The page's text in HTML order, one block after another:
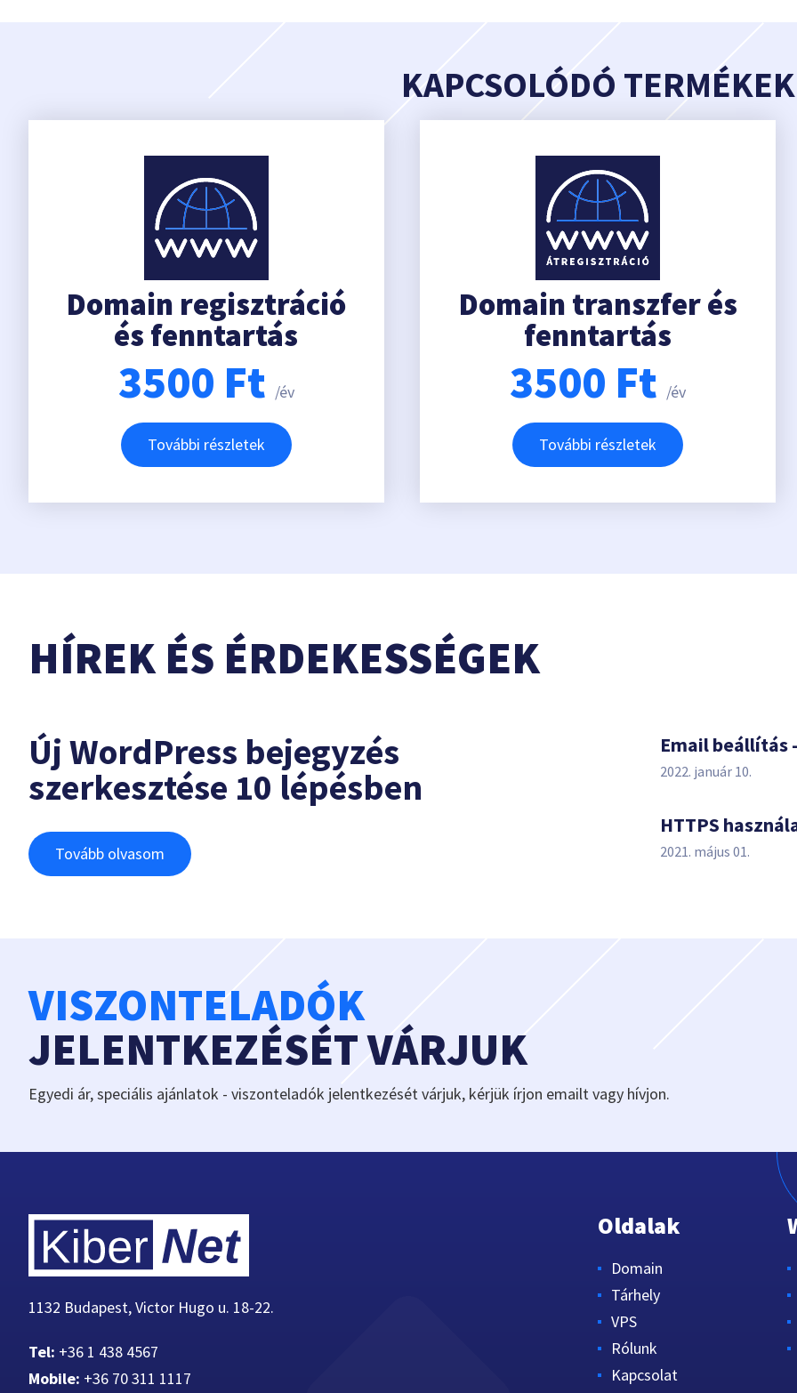
KAPCSOLÓDÓ TERMÉKEK
Domain regisztráció
és fenntartás
3500 Ft /év
További részletek
Domain transzfer és
fenntartás
3500 Ft /év
További részletek
HÍREK ÉS ÉRDEKESSÉGEK
Új WordPress bejegyzés
szerkesztése 10 lépésben
Tovább olvasom
Email beállítás
2022. január 10.
HTTPS
2021. május 01.
VISZONTELADÓK
JELENTKEZÉSÉT VÁRJUK
Egyedi ár, speciális ajánlatok - viszonteladók jelentkezését várjuk, kérjük írjon emailt vagy hívjon.
1132 Budapest, Victor Hugo u. 18-22.
Tel: +36 1 438 4567
Mobile: +36 70 311 1117
Oldalak
Domain
Tárhely
VPS
Rólunk
Kapcsolat